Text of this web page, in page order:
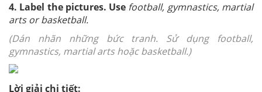
4. Label the pictures. Use football, gymnastics, martial
arts or basketball.
(Dán nhãn những bức tranh. Sử dụng football,
gymnastics, martial arts hoặc basketball.)
Lời giải chi tiết: